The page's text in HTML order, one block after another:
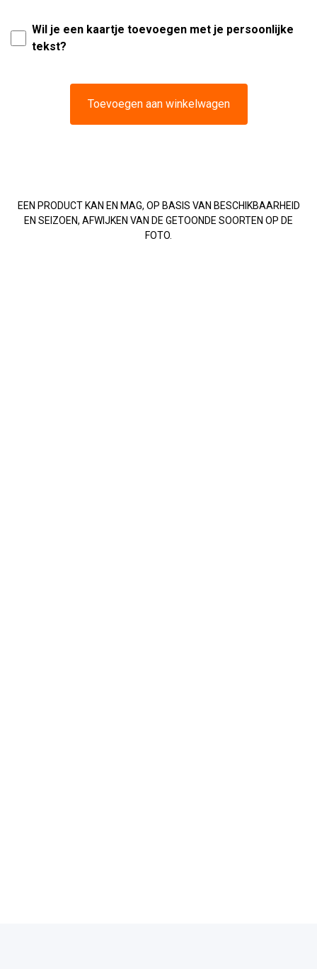
Wil je een kaartje toevoegen met je persoonlijke
tekst?
Toevoegen aan winkelwagen
EEN PRODUCT KAN EN MAG, OP BASIS VAN BESCHIKBAARHEID
EN SEIZOEN, AFWIJKEN VAN DE GETOONDE SOORTEN OP DE
FOTO.